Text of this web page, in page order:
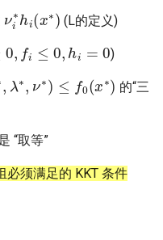
x∗
(L的定义)
0, ≤ h i= 0
)
∗, ∗)≤ 0 x ∗
的“三
“取等”
必须满足的 KKT 条件